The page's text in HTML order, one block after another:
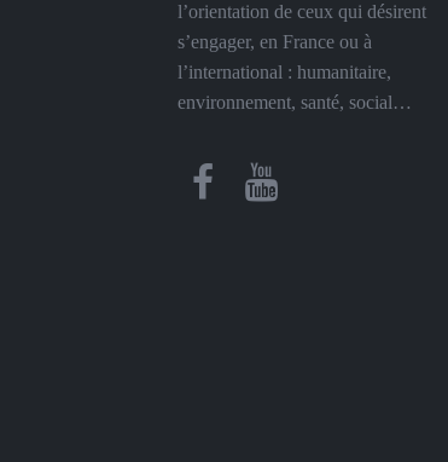
l’orientation de ceux qui désirent
s’engager, en France ou à
l’international : humanitaire,
environnement, santé, social…